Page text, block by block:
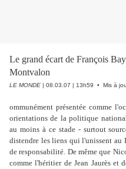
Le grand écart de François
Montvalon
LE MONDE | 08.03.07 | 13h59 • Mis à
ommunément présentée comme
orientations de la politique
au moins à ce stade - surtout
distendre les liens qui l'unissent au
de responsabilité. De même que
comme l'héritier de Jean Jaurès et